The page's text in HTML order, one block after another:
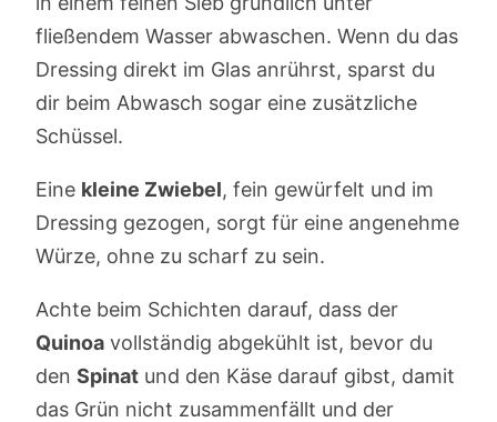
fließendem Wasser abwaschen. Wenn du das
Dressing direkt im Glas anrührst, sparst du
dir beim Abwasch sogar eine zusätzliche
Schüssel.
Eine kleine Zwiebel, fein gewürfelt und im
Dressing gezogen, sorgt für eine angenehme
Würze, ohne zu scharf zu sein.
Achte beim Schichten darauf, dass der
Quinoa vollständig abgekühlt ist, bevor du
den Spinat und den Käse darauf gibst, damit
das Grün nicht zusammenfällt und der